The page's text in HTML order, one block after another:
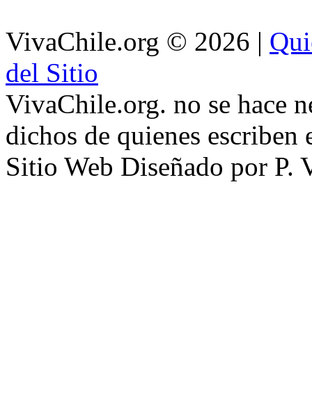
VivaChile.org © 2026 |
del Sitio
VivaChile.org. no se hace
dichos de quienes escriben
Sitio Web Diseñado por